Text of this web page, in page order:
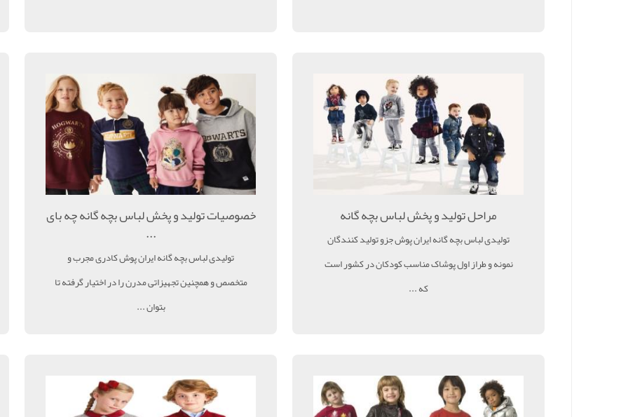
مراحل تولید و پخش لباس بچه گانه
تولیدی لباس بچه گانه ایران پوش جزو تولید کنندگان
نمونه و طراز اول پوشاک مناسب کودکان در کشور است
که ...
خصوصیات تولید و پخش لباس بچه گانه چه بای
...
تولیدی لباس بچه گانه ایران پوش کادری مجرب و
متخصص و همچنین تجهیزاتی مدرن را در اختیار گرفته تا
بتوان ...